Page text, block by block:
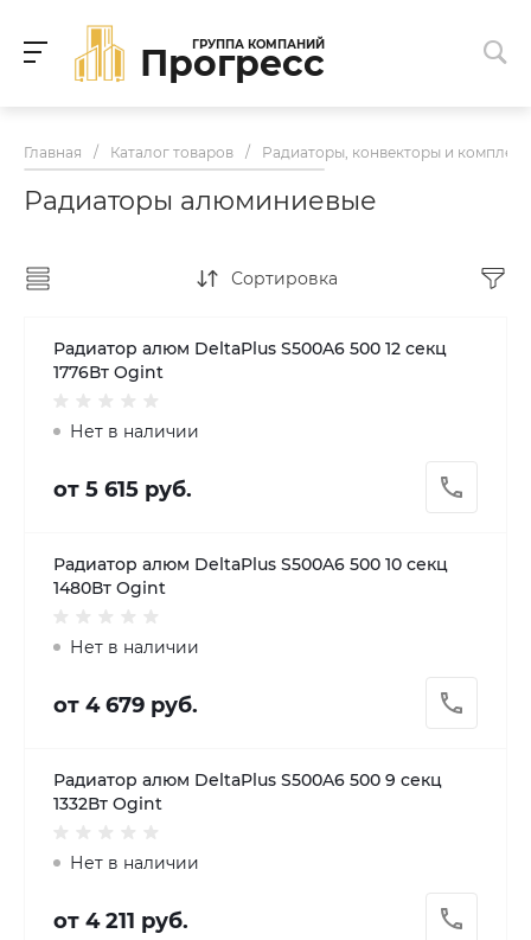
ГРУППА КОМПАНИЙ
Прогресс
Главная / Каталог товаров / Радиаторы, конвекторы и
Радиаторы алюминиевые
Сортировка
Радиатор алюм DeltaPlus S500A6 500 12 секц
1776Вт Ogint
Нет в наличии
от 5 615 руб.
Радиатор алюм DeltaPlus S500A6 500 10 секц
1480Вт Ogint
Нет в наличии
от 4 679 руб.
Радиатор алюм DeltaPlus S500A6 500 9 секц
1332Вт Ogint
Нет в наличии
от 4 211 руб.